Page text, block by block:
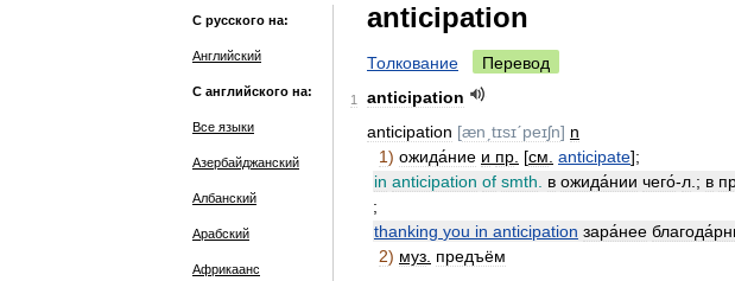
С русского на:
Английский
С английского на:
Все языки
Азербайджанский
Албанский
Арабский
Африкаанс
anticipation
Толкование Перевод
1
anticipation
anticipation [ænˏtɪsɪˊpeɪʃn] n
1) ожида́ние и пр [см anticipate];
in anticipation of smth в ожида́нии чего́-л .; в
;
thanking you in anticipation зара́нее
2) муз предъём